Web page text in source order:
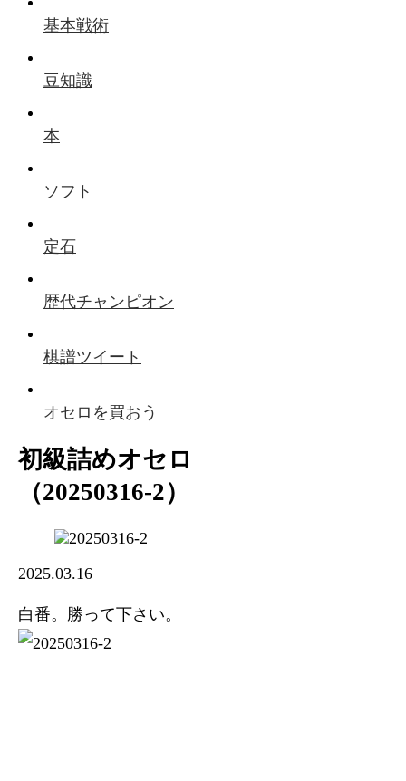
基本戦術
豆知識
本
ソフト
定石
歴代チャンピオン
棋譜ツイート
オセロを買おう
初級詰めオセロ
（20250316-2）
2025.03.16
白番。勝って下さい。